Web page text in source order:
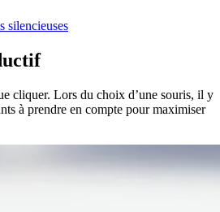
silencieuses
cliquer. Lors du choix d’une souris, il y
à prendre en compte pour maximiser